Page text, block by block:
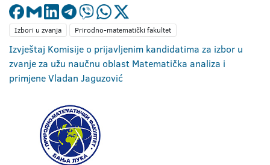
Izbori u zvanja Prirodno-matematički fakultet
Izvještaj Komisije o prijavljenim kandidatima za izbor u
zvanje za užu naučnu oblast Matematička analiza i
primjene Vladan Jaguzović